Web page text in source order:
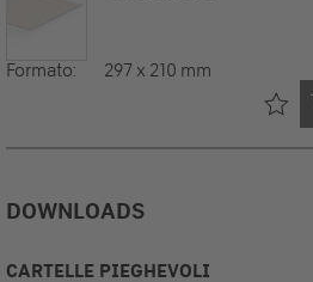
Formato: 297 x 210 mm
DOWNLOADS
CARTELLE PIEGHEVOLI